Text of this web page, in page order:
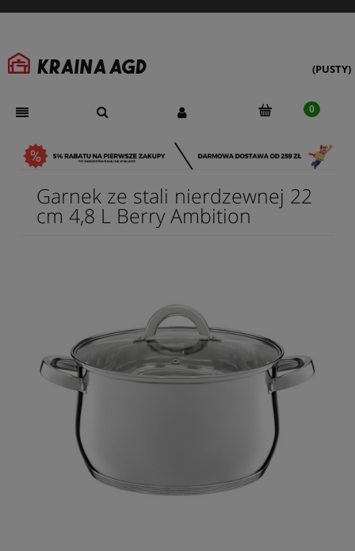
(PUSTY)
Garnek ze stali nierdzewnej 22
cm 4,8 L Berry Ambition